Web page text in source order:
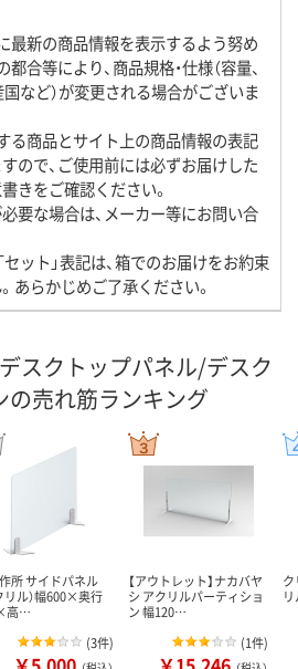
最新の商品情報を表示するよう努め
合等により、商品規格・仕様（容量、
国など）が変更される場合がございま
る商品とサイト上の商品情報の表記
ので、ご使用前には必ずお届けした
きをご確認ください。
要な場合は、メーカー等にお問い合
セット」表記は、箱でのお届けをお約束
あらかじめご了承ください。
スクトップパネル/デスク
の売れ筋ランキング
所 サイドパネル
リル）幅600×奥行
高…
(3件)
【アウトレット】ナカバヤ
シ アクリルパーティショ
ン 幅120…
(1件)